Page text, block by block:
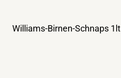
Williams-Birnen-Schnaps 1lt